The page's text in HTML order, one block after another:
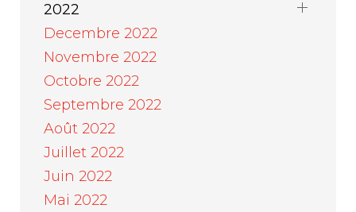
2022
Decembre 2022
Novembre 2022
Octobre 2022
Septembre 2022
Août 2022
Juillet 2022
Juin 2022
Mai 2022